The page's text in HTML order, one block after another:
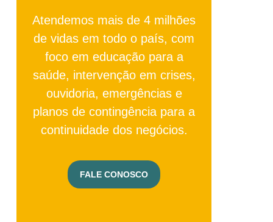
Atendemos mais de 4 milhões
de vidas em todo o país, com
foco em educação para a
saúde, intervenção em crises,
ouvidoria, emergências e
planos de contingência para a
continuidade dos negócios.
FALE CONOSCO